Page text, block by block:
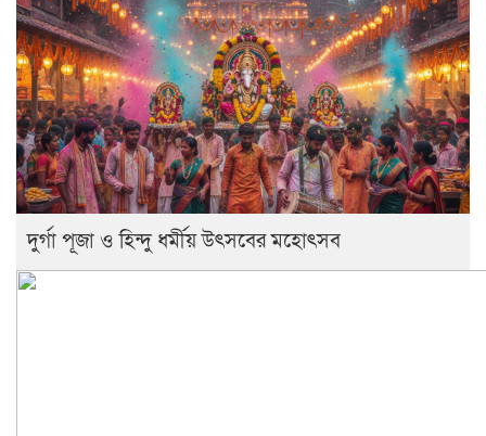
দুর্গা পূজা ও হিন্দু ধর্মীয় উৎসবের মহোৎসব